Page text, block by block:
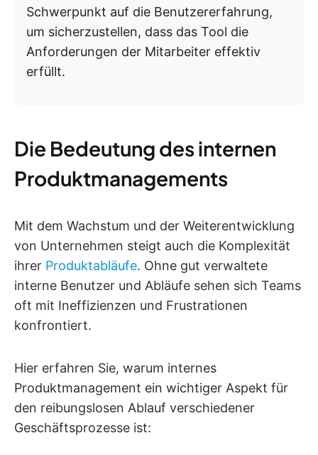
Schwerpunkt auf die Benutzererfahrung,
um sicherzustellen, dass das Tool die
Anforderungen der Mitarbeiter effektiv
erfüllt.
Die Bedeutung des internen
Produktmanagements
Mit dem Wachstum und der Weiterentwicklung
von Unternehmen steigt auch die Komplexität
ihrer Produktabläufe. Ohne gut verwaltete
interne Benutzer und Abläufe sehen sich Teams
oft mit Ineffizienzen und Frustrationen
konfrontiert.
Hier erfahren Sie, warum internes
Produktmanagement ein wichtiger Aspekt für
den reibungslosen Ablauf verschiedener
Geschäftsprozesse ist: